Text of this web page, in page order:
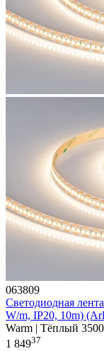
063809
Светодиодная
W/m, IP20, 10m)
Warm | Тёплый
1 84937